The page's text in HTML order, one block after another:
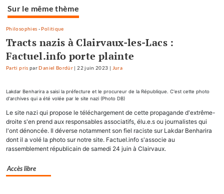
Sur le même thème
Philosophies - Politique
Tracts nazis à Clairvaux-les-Lacs :
Factuel.info porte plainte
Parti pris parDaniel Bordür |22 juin 2023 | Jura
Lakdar Benharira a saisi la préfecture et le procureur de la République. C'est cette photo
d'archives qui a été volée par le site nazi (Photo DB)
Le site nazi qui propose le téléchargement de cette propagande d'extrême-
droite s'en prend aux responsables associatifs, élu.e.s ou journalistes qui
l'ont dénoncée. Il déverse notamment son fiel raciste sur Lakdar Benharira
dont il a volé la photo sur notre site. Factuel.info s'associe au
rassemblement républicain de samedi 24 juin à Clairvaux.
Accès libre